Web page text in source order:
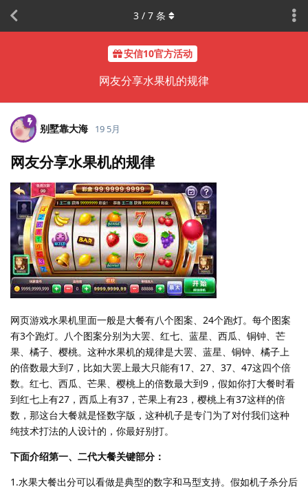
安信10官方活动
网友分享水果机的规律
3 / 7 条
别墅靠大海 19 5月
网友分享水果机的规律
网页游戏水果机里面一般是大餐有八个图案、24个跑灯。每个图案
有3个跑灯。八个图案分别为大罢、红七、蓝星、西瓜、铜钟、芒
果、橘子、樱桃。这种水果机的规律是大罢、蓝星、铜钟、橘子上
的倍数最大到7，比如大罢上最大只能有17、27、37、47这四个倍
数。红七、西瓜、芒果、樱桃上的倍数最大到9，假如你打大餐时看
到红七上有27，西瓜上有37，芒果上有23，樱桃上有37这样的倍
数，那这台大餐就是怪数字版，这种机子是专门为了对付我们这种
纯技术打法的人设计的，你最好别打。
下面介绍第一、二代大餐关键部分：
1.水果大餐出分可以看做是典型的数字和马型支持。假如机子杀分后